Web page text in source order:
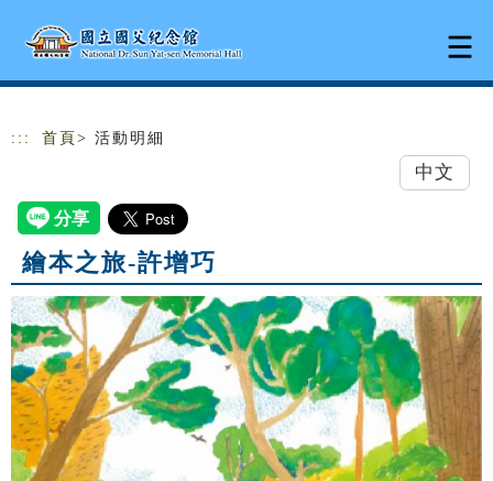
::: 首頁 > 活動明細
中文
繪本之旅-許增巧